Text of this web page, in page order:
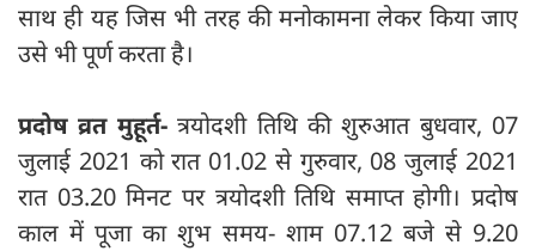
साथ ही यह जिस भी तरह की मनोकामना लेकर किया जाए
उसे भी पूर्ण करता है।
प्रदोष व्रत मुहूर्त-त्रयोदशी तिथि की शुरुआत बुधवार, 07
जुलाई 2021 को रात 01.02 से गुरुवार, 08 जुलाई 2021
रात 03.20 मिनट पर त्रयोदशी तिथि समाप्त होगी। प्रदोष
काल में पूजा का शुभ समय- शाम 07.12 बजे से 9.20